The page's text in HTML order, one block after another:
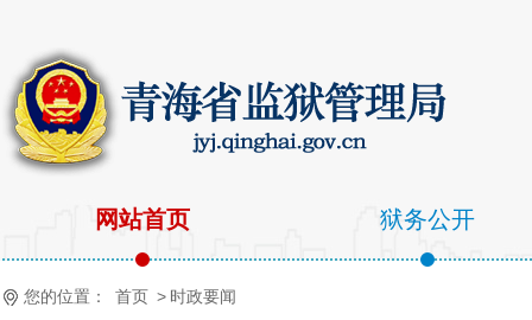
网站首页 狱务公开
您的位置： 首页 > 时政要闻